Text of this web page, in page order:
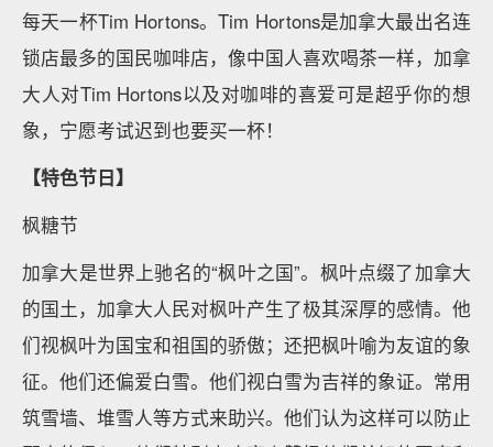
每天一杯Tim Hortons。Tim Hortons是加拿大最出名连
锁店最多的国民咖啡店，像中国人喜欢喝茶一样，加拿
大人对Tim Hortons以及对咖啡的喜爱可是超乎你的想
象，宁愿考试迟到也要买一杯！
【特色节日】
枫糖节
加拿大是世界上驰名的“枫叶之国”。枫叶点缀了加拿大
的国土，加拿大人民对枫叶产生了极其深厚的感情。他
们视枫叶为国宝和祖国的骄傲；还把枫叶喻为友谊的象
征。他们还偏爱白雪。他们视白雪为吉祥的象证。常用
筑雪墙、堆雪人等方式来助兴。他们认为这样可以防止